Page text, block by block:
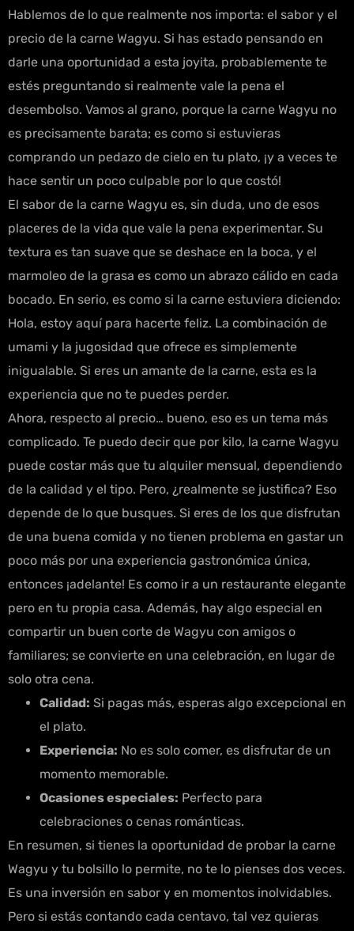
Hablemos de lo que realmente nos importa: el sabor y el
precio de la carne Wagyu. Si has estado pensando en
darle una oportunidad a esta joyita, probablemente te
estés preguntando si realmente vale la pena el
desembolso. Vamos al grano, porque la carne Wagyu no
es precisamente barata; es como si estuvieras
comprando un pedazo de cielo en tu plato, ¡y a veces te
hace sentir un poco culpable por lo que costó!
El sabor de la carne Wagyu es, sin duda, uno de esos
placeres de la vida que vale la pena experimentar. Su
textura es tan suave que se deshace en la boca, y el
marmoleo de la grasa es como un abrazo cálido en cada
bocado. En serio, es como si la carne estuviera diciendo:
Hola, estoy aquí para hacerte feliz. La combinación de
umami y la jugosidad que ofrece es simplemente
inigualable. Si eres un amante de la carne, esta es la
experiencia que no te puedes perder.
Ahora, respecto al precio… bueno, eso es un tema más
complicado. Te puedo decir que por kilo, la carne Wagyu
puede costar más que tu alquiler mensual, dependiendo
de la calidad y el tipo. Pero, ¿realmente se justifica? Eso
depende de lo que busques. Si eres de los que disfrutan
de una buena comida y no tienen problema en gastar un
poco más por una experiencia gastronómica única,
entonces ¡adelante! Es como ir a un restaurante elegante
pero en tu propia casa. Además, hay algo especial en
compartir un buen corte de Wagyu con amigos o
familiares; se convierte en una celebración, en lugar de
solo otra cena.
Calidad: Si pagas más, esperas algo excepcional en
el plato.
Experiencia: No es solo comer, es disfrutar de un
momento memorable.
Ocasiones especiales: Perfecto para
celebraciones o cenas románticas.
En resumen, si tienes la oportunidad de probar la carne
Wagyu y tu bolsillo lo permite, no te lo pienses dos veces.
Es una inversión en sabor y en momentos inolvidables.
Pero si estás contando cada centavo, tal vez quieras